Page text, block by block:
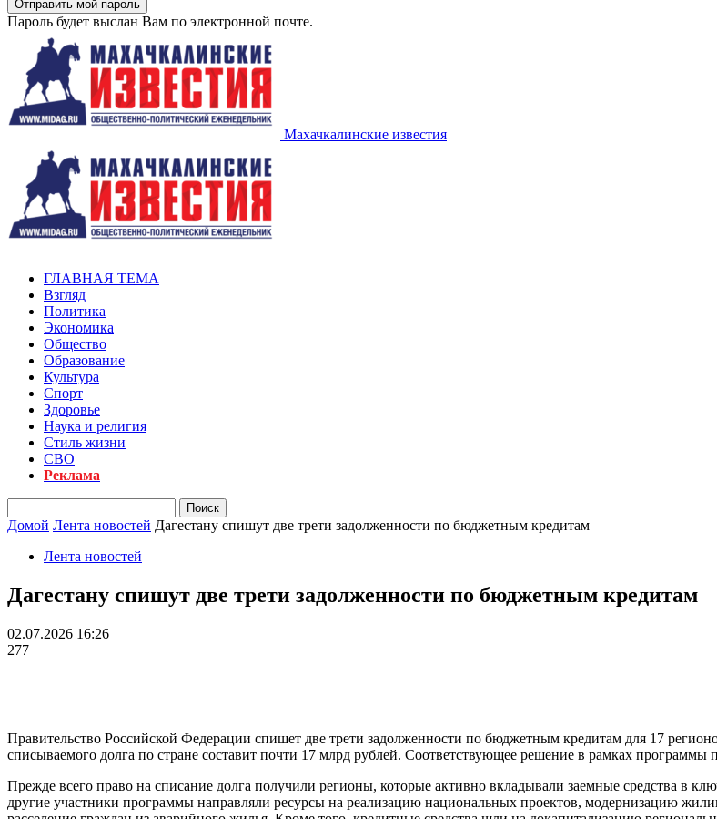
Пароль будет выслан Вам по электронной почте.
Махачкалинские известия
ГЛАВНАЯ ТЕМА
Взгляд
Политика
Экономика
Общество
Образование
Культура
Спорт
Здоровье
Наука и религия
Стиль жизни
СВО
Реклама
Домой Лента новостей Дагестану спишут две трети задолженности по бюджетным кредитам
Лента новостей
Дагестану спишут две трети задолженности по бюджетным кредитам
02.07.2026 16:26
277
Правительство Российской Федерации спишет две трети задолженности по бюджетным кредитам для 17
списываемого долга по стране составит почти 17 млрд рублей. Соответствующее решение в рамках
Прежде всего право на списание долга получили регионы, которые активно вкладывали заемные средства в
другие участники программы направляли ресурсы на реализацию национальных проектов, модернизацию